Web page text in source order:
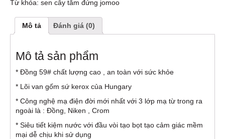
Từ khóa: sen cây tắm đứng jomoo
Mô tả Đánh giá (0)
Mô tả sản phẩm
* Đồng 59# chất lượng cao , an toàn với sức khỏe
* Lõi van gốm sứ kerox của Hungary
* Công nghệ mạ điện đời mới nhất với 3 lớp mạ từ trong ra
ngoài là : Đồng, Niken , Crom
* Siêu tiết kiệm nước với đầu vòi tạo bọt tạo cảm giác mềm
mại dễ chịu khi sử dụng